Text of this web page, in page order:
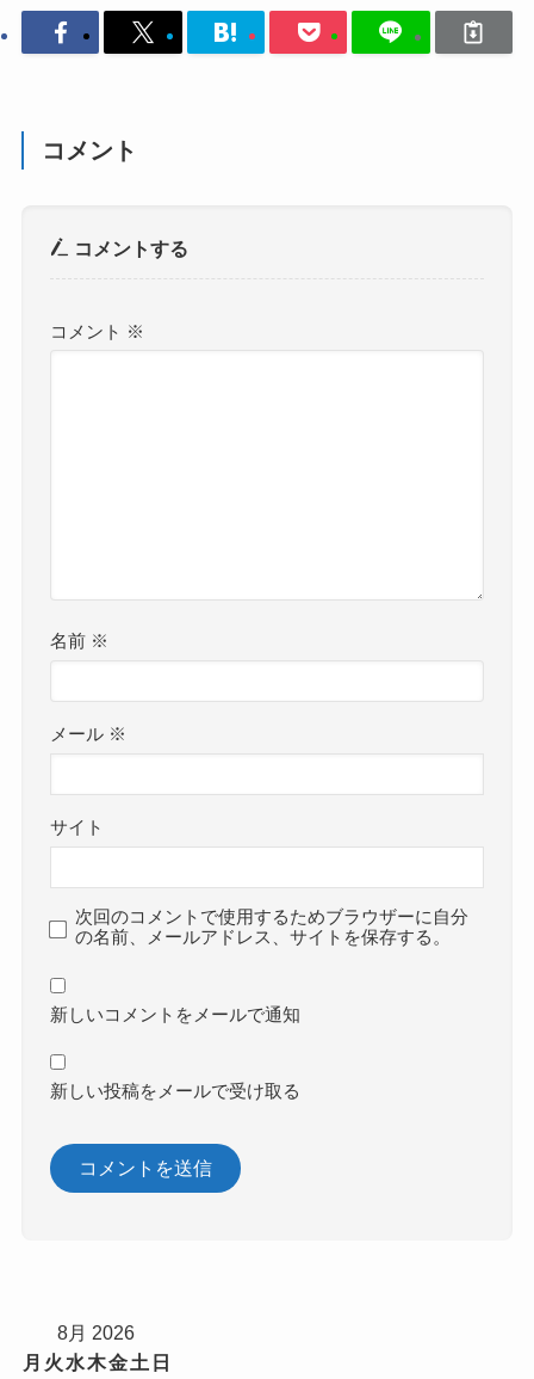
コメント
コメントする
コメント ※
名前 ※
メール ※
サイト
次回のコメントで使用するためブラウザーに自分
の名前、メールアドレス、サイトを保存する。
新しいコメントをメールで通知
新しい投稿をメールで受け取る
8月 2026
月 火 水木金土 日